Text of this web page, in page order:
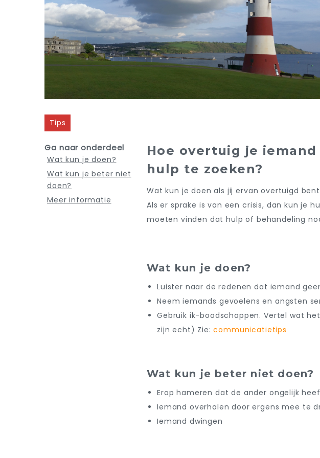
Tips
Ga naar onderdeel
Wat kun je doen?
Wat kun je beter niet
doen?
Meer informatie
Hoe overtuig je iemand
hulp te zoeken?
Wat kun je doen als jij ervan overtuigd
Als er sprake is van een crisis, dan kun je
moeten vinden dat hulp of behandeling
Wat kun je doen?
Luister naar de redenen dat iemand
Neem iemands gevoelens en angsten
Gebruik ik-boodschappen. Vertel wat
zijn echt) Zie:communicatietips
Wat kun je beter niet doen?
Erop hameren dat de ander ongelijk
Iemand overhalen door ergens mee te
Iemand dwingen